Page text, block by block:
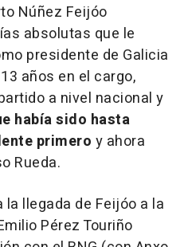
Núñez Feijóo
absolutas que le
presidente de Galicia
años en el cargo,
a nivel nacional y
había sido hasta
primero y ahora
Rueda.
llegada de Feijóo a la
Pérez Touriño